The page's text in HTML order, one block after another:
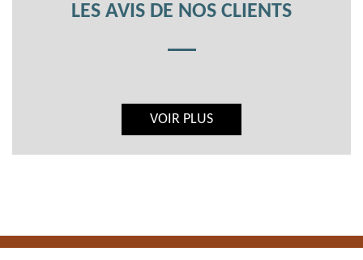
LES AVIS DE NOS CLIENTS
VOIR PLUS